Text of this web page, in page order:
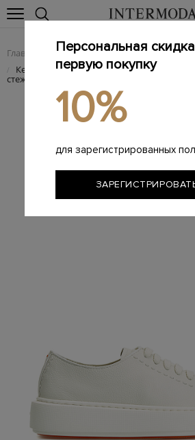
Главная Женщинам
/ Кеды из матовой крупнозернистой кожи
стежкой
Персональная
первую покупку
10%
для зарегистрированных